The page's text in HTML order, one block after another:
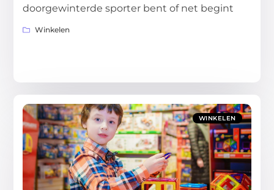
doorgewinterde sporter bent of net begint
Winkelen
WINKELEN